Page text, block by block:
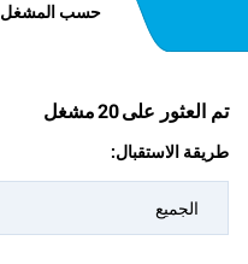
حسب المشغل
مشغل20تم العثور على
طريقة الاستقبال:
الجميع